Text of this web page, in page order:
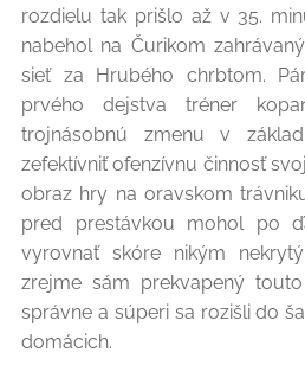
rozdielu tak prišlo až v 35.
nabehol na Čurikom
sieť za Hrubého chrbtom.
prvého dejstva tréner
trojnásobnú zmenu v
zefektívniť ofenzívnu činnosť
obraz hry na oravskom
pred prestávkou mohol po
vyrovnať skóre nikým
zrejme sám prekvapený
správne a súperi sa rozišli do
domácich.